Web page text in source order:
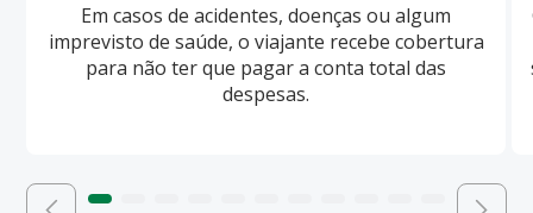
Em casos de acidentes, doenças ou algum
imprevisto de saúde, o viajante recebe cobertura
para não ter que pagar a conta total das
despesas.